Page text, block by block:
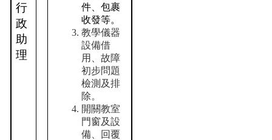
專
班
學
術
行
政
助
理
件、包裹
收發等。
教學儀器
設備借
用、故障
初步問題
檢測及排
除。
開關教室
門窗及設
備、回覆